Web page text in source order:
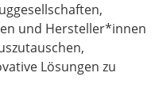
und Hersteller*innen
Lösungen zu